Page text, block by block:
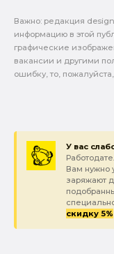
Важно: pедакция
информацию в этой
графические
вакансии и другими
ошибку, то, пожалуйста,
У вас
Вам нужно
заряжают
скидку 5%